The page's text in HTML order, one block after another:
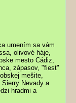
umením sa vám
olivové háje,
mesto Cádiz,
zápasov, "fiest"
mešite,
Nevady a
hradmi a